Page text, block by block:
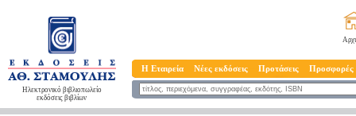
Ηλεκτρονικό βιβλιοπωλείο
εκδόσεις βιβλίων
Η Εταιρεία Νέες εκδόσεις Προτάσεις Προσφορές